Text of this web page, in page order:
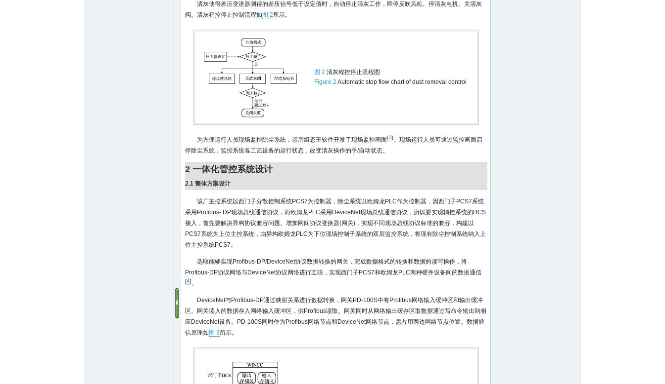
清灰使得差压变送器测得的差压信号低于设定值时，自动停止清灰工作，即停反吹风机、停清灰电机、关清灰
阀。清灰程控停止控制流程如 图 2所示。
图 2 清灰程控停止流程图
Figure 2 Automatic stop flow chart of dust removal control
为方便运行人员现场监控除尘系统，运用组态王软件开发了现场监控画面[3]。现场运行人员可通过监控画面启
停除尘系统，监控系统各工艺设备的运行状态，改变清灰操作的手/自动状态。
2 一体化管控系统设计
2.1 整体方案设计
该厂主控系统以西门子分散控制系统PCS7为控制器，除尘系统以欧姆龙PLC作为控制器，因西门子PCS7系统
采用Profibus- DP现场总线通信协议，而欧姆龙PLC采用DeviceNet现场总线通信协议，所以要实现辅控系统的DCS
接入，首先要解决异构协议兼容问题。增加网间协议变换器(网关)，实现不同现场总线协议标准的兼容，构建以
PCS7系统为上位主控系统，由异构欧姆龙PLC为下位现场控制子系统的双层监控系统，将现有除尘控制系统纳入上
位主控系统PCS7。
选取能够实现Profibus-DP/DeviceNet协议数据转换的网关，完成数据格式的转换和数据的读写操作，将
Profibus-DP协议网络与DeviceNet协议网络进行互联，实现西门子PCS7和欧姆龙PLC两种硬件设备间的数据通信
[4]。
DeviceNet与Profibus-DP通过映射关系进行数据转换，网关PD-100S中有Profibus网络输入缓冲区和输出缓冲
区。网关读入的数据存入网络输入缓冲区，供Profibus读取。网关同时从网络输出缓存区取数据通过写命令输出到相
应DeviceNet设备。PD-100S同时作为Profibus网络节点和DeviceNet网络节点，需占用两边网络节点位置。数据通
信原理如 图 3所示。